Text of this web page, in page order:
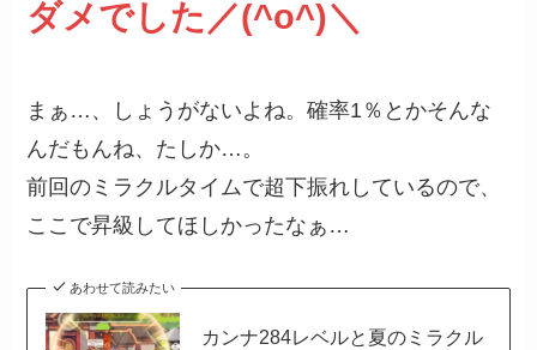
ダメでした／(^o^)＼
まぁ…、しょうがないよね。確率1％とかそんな
んだもんね、たしか…。
前回のミラクルタイムで超下振れしているので、
ここで昇級してほしかったなぁ…
あわせて読みたい
カンナ284レベルと夏のミラクル